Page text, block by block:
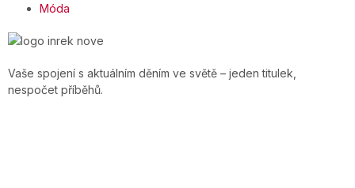
Móda
Vaše spojení s aktuálním děním ve světě – jeden titulek,
nespočet příběhů.